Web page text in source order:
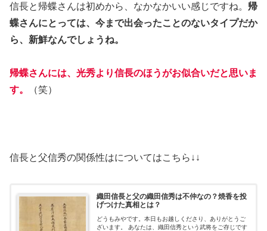
信長と帰蝶さんは初めから、なかなかいい感じですね。 帰
蝶さんにとっては、今まで出会ったことのないタイプだか
ら、新鮮なんでしょうね。
帰蝶さんには、光秀より信長のほうがお似合いだと思いま
す。
（笑）
信長と父信秀の関係性はについてはこちら↓↓
織田信長と父の織田信秀は不仲なの？焼香を投
げつけた真相とは？
どうもみやです。本日もお越しくださり、ありがとうご
ざいます。 あなたは、織田信秀という武将をご存じです